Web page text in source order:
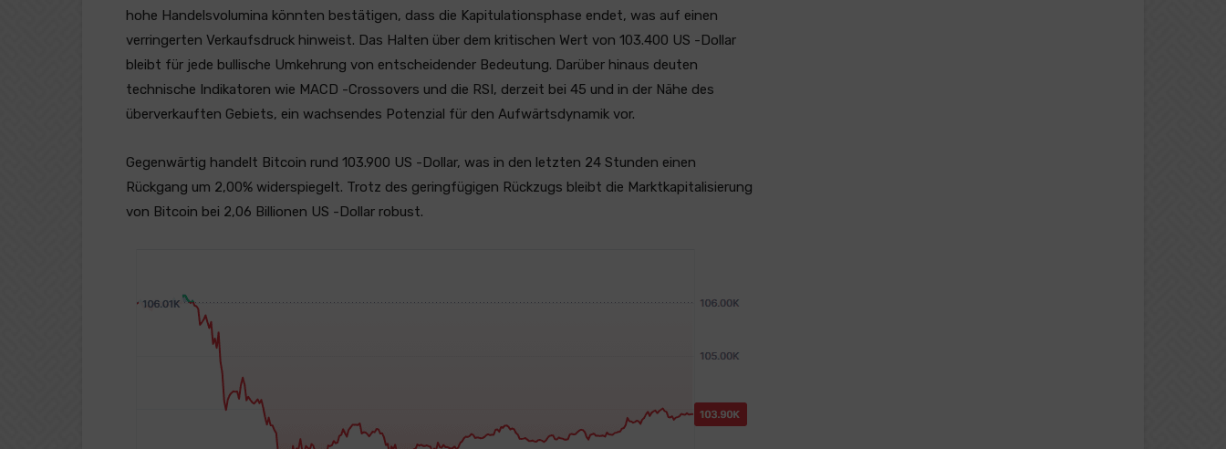
hohe Handelsvolumina könnten bestätigen, dass die Kapitulationsphase endet, was auf einen
verringerten Verkaufsdruck hinweist. Das Halten über dem kritischen Wert von 103.400 US -Dollar
bleibt für jede bullische Umkehrung von entscheidender Bedeutung. Darüber hinaus deuten
technische Indikatoren wie MACD -Crossovers und die RSI, derzeit bei 45 und in der Nähe des
überverkauften Gebiets, ein wachsendes Potenzial für den Aufwärtsdynamik vor.
Gegenwärtig handelt Bitcoin rund 103.900 US -Dollar, was in den letzten 24 Stunden einen
Rückgang um 2,00% widerspiegelt. Trotz des geringfügigen Rückzugs bleibt die Marktkapitalisierung
von Bitcoin bei 2,06 Billionen US -Dollar robust.